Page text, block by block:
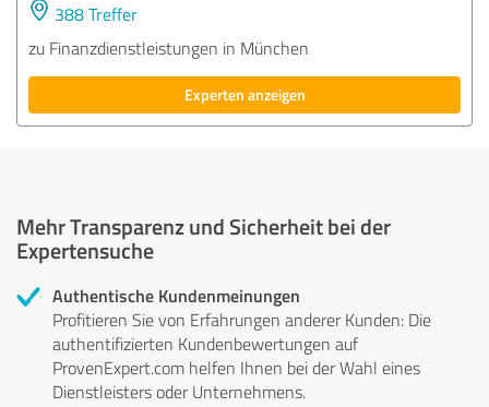
388 Treffer
zu Finanzdienstleistungen in München
Experten anzeigen
Mehr Transparenz und Sicherheit bei der
Expertensuche
Authentische Kundenmeinungen
Profitieren Sie von Erfahrungen anderer Kunden: Die
authentifizierten Kundenbewertungen auf
ProvenExpert.com helfen Ihnen bei der Wahl eines
Dienstleisters oder Unternehmens.